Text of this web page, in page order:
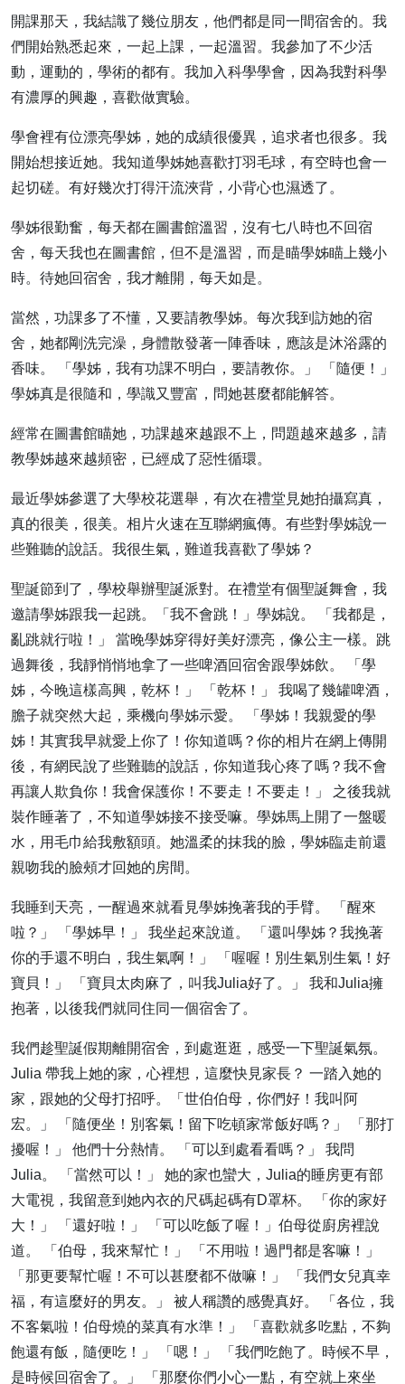
開課那天，我結識了幾位朋友，他們都是同一間宿舍的。我
們開始熟悉起來，一起上課，一起溫習。我參加了不少活
動，運動的，學術的都有。我加入科學學會，因為我對科學
有濃厚的興趣，喜歡做實驗。
學會裡有位漂亮學姊，她的成績很優異，追求者也很多。我
開始想接近她。我知道學姊她喜歡打羽毛球，有空時也會一
起切磋。有好幾次打得汗流浹背，小背心也濕透了。
學姊很勤奮，每天都在圖書館溫習，沒有七八時也不回宿
舍，每天我也在圖書館，但不是溫習，而是瞄學姊瞄上幾小
時。待她回宿舍，我才離開，每天如是。
當然，功課多了不懂，又要請教學姊。每次我到訪她的宿
舍，她都剛洗完澡，身體散發著一陣香味，應該是沐浴露的
香味。 「學姊，我有功課不明白，要請教你。」 「隨便！」
學姊真是很隨和，學識又豐富，問她甚麼都能解答。
經常在圖書館瞄她，功課越來越跟不上，問題越來越多，請
教學姊越來越頻密，已經成了惡性循環。
最近學姊參選了大學校花選舉，有次在禮堂見她拍攝寫真，
真的很美，很美。相片火速在互聯網瘋傳。有些對學姊說一
些難聽的說話。我很生氣，難道我喜歡了學姊？
聖誕節到了，學校舉辦聖誕派對。在禮堂有個聖誕舞會，我
邀請學姊跟我一起跳。「我不會跳！」學姊說。 「我都是，
亂跳就行啦！」 當晚學姊穿得好美好漂亮，像公主一樣。跳
過舞後，我靜悄悄地拿了一些啤酒回宿舍跟學姊飲。 「學
姊，今晚這樣高興，乾杯！」 「乾杯！」 我喝了幾罐啤酒，
膽子就突然大起，乘機向學姊示愛。 「學姊！我親愛的學
姊！其實我早就愛上你了！你知道嗎？你的相片在網上傳開
後，有網民說了些難聽的說話，你知道我心疼了嗎？我不會
再讓人欺負你！我會保護你！不要走！不要走！」 之後我就
裝作睡著了，不知道學姊接不接受嘛。學姊馬上開了一盤暖
水，用毛巾給我敷額頭。她溫柔的抹我的臉，學姊臨走前還
親吻我的臉頰才回她的房間。
我睡到天亮，一醒過來就看見學姊挽著我的手臂。 「醒來
啦？」 「學姊早！」 我坐起來說道。 「還叫學姊？我挽著
你的手還不明白，我生氣啊！」 「喔喔！別生氣別生氣！好
寶貝！」 「寶貝太肉麻了，叫我Julia好了。」 我和Julia擁
抱著，以後我們就同住同一個宿舍了。
我們趁聖誕假期離開宿舍，到處逛逛，感受一下聖誕氣氛。
Julia 帶我上她的家，心裡想，這麼快見家長？ 一踏入她的
家，跟她的父母打招呼。「世伯伯母，你們好！我叫阿
宏。」 「隨便坐！別客氣！留下吃頓家常飯好嗎？」 「那打
擾喔！」 他們十分熱情。 「可以到處看看嗎？」 我問
Julia。 「當然可以！」 她的家也蠻大，Julia的睡房更有部
大電視，我留意到她內衣的尺碼起碼有D罩杯。 「你的家好
大！」 「還好啦！」 「可以吃飯了喔！」伯母從廚房裡說
道。 「伯母，我來幫忙！」 「不用啦！過門都是客嘛！」
「那更要幫忙喔！不可以甚麼都不做嘛！」 「我們女兒真幸
福，有這麼好的男友。」 被人稱讚的感覺真好。 「各位，我
不客氣啦！伯母燒的菜真有水準！」 「喜歡就多吃點，不夠
飽還有飯，隨便吃！」 「嗯！」 「我們吃飽了。時候不早，
是時候回宿舍了。」 「那麼你們小心一點，有空就上來坐